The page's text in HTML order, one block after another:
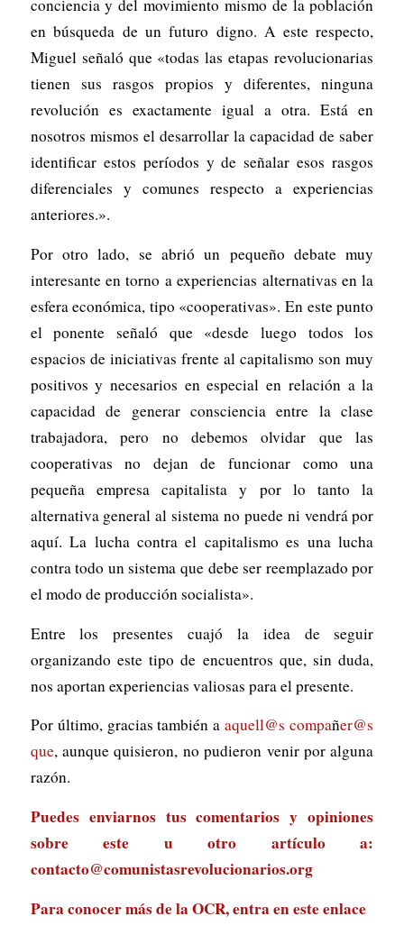
conciencia y del movimiento mismo de la población
en búsqueda de un futuro digno. A este respecto,
Miguel señaló que «todas las etapas revolucionarias
tienen sus rasgos propios y diferentes, ninguna
revolución es exactamente igual a otra. Está en
nosotros mismos el desarrollar la capacidad de saber
identificar estos períodos y de señalar esos rasgos
diferenciales y comunes respecto a experiencias
anteriores.».
Por otro lado, se abrió un pequeño debate muy
interesante en torno a experiencias alternativas en la
esfera económica, tipo «cooperativas». En este punto
el ponente señaló que «desde luego todos los
espacios de iniciativas frente al capitalismo son muy
positivos y necesarios en especial en relación a la
capacidad de generar consciencia entre la clase
trabajadora, pero no debemos olvidar que las
cooperativas no dejan de funcionar como una
pequeña empresa capitalista y por lo tanto la
alternativa general al sistema no puede ni vendrá por
aquí. La lucha contra el capitalismo es una lucha
contra todo un sistema que debe ser reemplazado por
el modo de producción socialista».
Entre los presentes cuajó la idea de seguir
organizando este tipo de encuentros que, sin duda,
nos aportan experiencias valiosas para el presente.
Por último, gracias también aaquell@s compañer@s
que, aunque quisieron, no pudieron venir por alguna
razón.
Puedes enviarnos tus comentarios y opiniones
sobre este u otro artículo a:
contacto@comunistasrevolucionarios.org
Para conocer más de la OCR, entra eneste enlace